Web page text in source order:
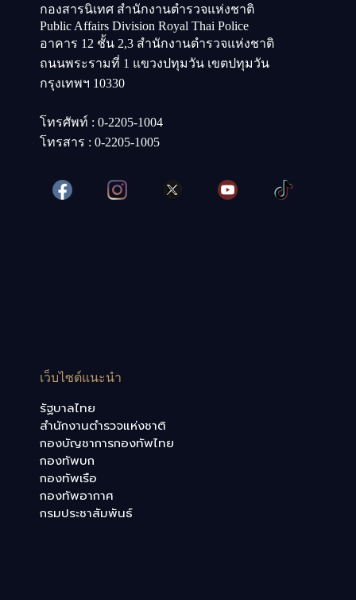
กองสารนิเทศ สำนักงานตำรวจแห่งชาติ
Public Affairs Division Royal Thai Police
อาคาร 12 ชั้น 2,3 สำนักงานตำรวจแห่งชาติ
ถนนพระรามที่ 1 แขวงปทุมวัน เขตปทุมวัน
กรุงเทพฯ 10330
โทรศัพท์ : 0-2205-1004
โทรสาร : 0-2205-1005
เว็บไซต์แนะนำ
รัฐบาลไทย
สำนักงานตำรวจแห่งชาติ
กองบัญชาการกองทัพไทย
กองทัพบก
กองทัพเรือ
กองทัพอากาศ
กรมประชาสัมพันธ์